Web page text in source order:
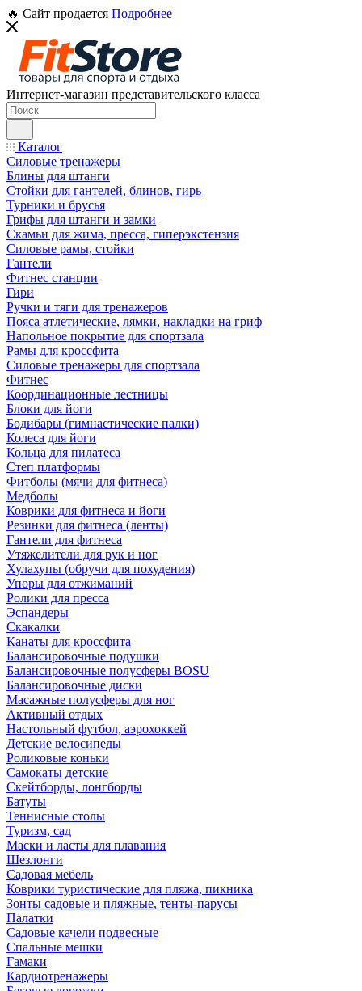
🔥 Сайт продается Подробнее
Интернет-магазин представительского класса
Каталог
Силовые тренажеры
Блины для штанги
Стойки для гантелей, блинов, гирь
Турники и брусья
Грифы для штанги и замки
Скамьи для жима, пресса, гиперэкстензия
Силовые рамы, стойки
Гантели
Фитнес станции
Гири
Ручки и тяги для тренажеров
Пояса атлетические, лямки, накладки на гриф
Напольное покрытие для спортзала
Рамы для кроссфита
Силовые тренажеры для спортзала
Фитнес
Координационные лестницы
Блоки для йоги
Бодибары (гимнастические палки)
Колеса для йоги
Кольца для пилатеса
Степ платформы
Фитболы (мячи для фитнеса)
Медболы
Коврики для фитнеса и йоги
Резинки для фитнеса (ленты)
Гантели для фитнеса
Утяжелители для рук и ног
Хулахупы (обручи для похудения)
Упоры для отжиманий
Ролики для пресса
Эспандеры
Скакалки
Канаты для кроссфита
Балансировочные подушки
Балансировочные полусферы BOSU
Балансировочные диски
Масажные полусферы для ног
Активный отдых
Настольный футбол, аэрохоккей
Детские велосипеды
Роликовые коньки
Самокаты детские
Скейтборды, лонгборды
Батуты
Теннисные столы
Туризм, сад
Маски и ласты для плавания
Шезлонги
Садовая мебель
Коврики туристические для пляжа, пикника
Зонты садовые и пляжные, тенты-парусы
Палатки
Садовые качели подвесные
Спальные мешки
Гамаки
Кардиотренажеры